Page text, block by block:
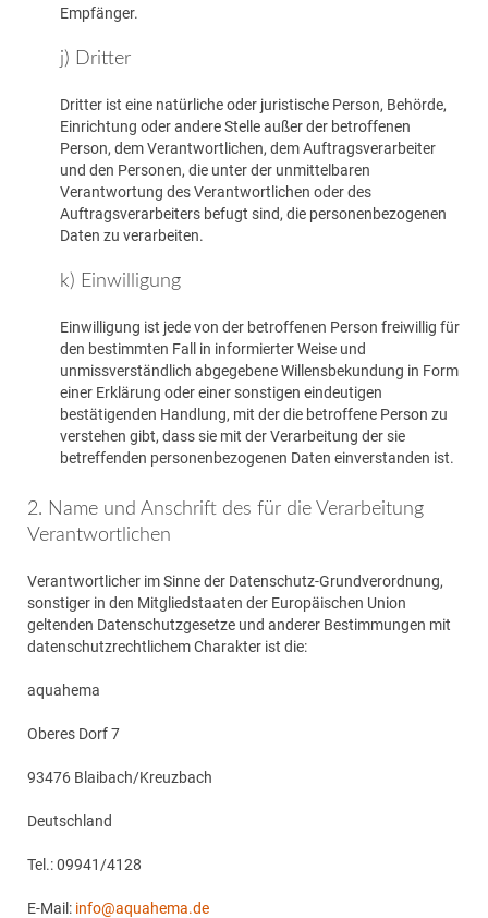
Empfänger.
j) Dritter
Dritter ist eine natürliche oder juristische Person, Behörde,
Einrichtung oder andere Stelle außer der betroffenen
Person, dem Verantwortlichen, dem Auftragsverarbeiter
und den Personen, die unter der unmittelbaren
Verantwortung des Verantwortlichen oder des
Auftragsverarbeiters befugt sind, die personenbezogenen
Daten zu verarbeiten.
k) Einwilligung
Einwilligung ist jede von der betroffenen Person freiwillig für
den bestimmten Fall in informierter Weise und
unmissverständlich abgegebene Willensbekundung in Form
einer Erklärung oder einer sonstigen eindeutigen
bestätigenden Handlung, mit der die betroffene Person zu
verstehen gibt, dass sie mit der Verarbeitung der sie
betreffenden personenbezogenen Daten einverstanden ist.
2. Name und Anschrift des für die Verarbeitung
Verantwortlichen
Verantwortlicher im Sinne der Datenschutz-Grundverordnung,
sonstiger in den Mitgliedstaaten der Europäischen Union
geltenden Datenschutzgesetze und anderer Bestimmungen mit
datenschutzrechtlichem Charakter ist die:
aquahema
Oberes Dorf 7
93476 Blaibach/Kreuzbach
Deutschland
Tel.: 09941/4128
E-Mail: info@aquahema.de